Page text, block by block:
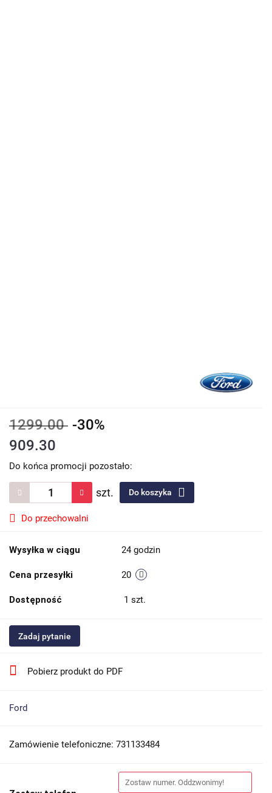
1299.00 -30%
909.30
Do końca promocji pozostało:
szt. Do koszyka
Do przechowalni
Wysyłka w ciągu 24 godzin
Cena przesyłki 20
Dostępność 1 szt.
Zadaj pytanie
Pobierz produkt do PDF
Ford
Zamówienie telefoniczne: 731133484